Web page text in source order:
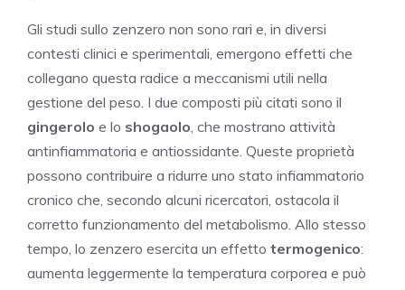
Gli studi sullo zenzero non sono rari e, in diversi
contesti clinici e sperimentali, emergono effetti che
collegano questa radice a meccanismi utili nella
gestione del peso. I due composti più citati sono il
gingerolo e lo shogaolo, che mostrano attività
antinfiammatoria e antiossidante. Queste proprietà
possono contribuire a ridurre uno stato infiammatorio
cronico che, secondo alcuni ricercatori, ostacola il
corretto funzionamento del metabolismo. Allo stesso
tempo, lo zenzero esercita un effetto termogenico:
aumenta leggermente la temperatura corporea e può